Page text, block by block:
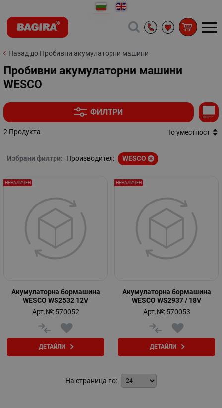
Назад до Пробивни акумулаторни машини
Пробивни акумулаторни машини
WESCO
ФИЛТРИ
2 Продукта По уместност
Избрани филтри: Производител: WESCO
Акумулаторна бормашина
WESCO WS2532 12V
Арт.№: 570052
ДЕТАЙЛИ
НЕНАЛИЧЕН
Акумулаторна бормашина
WESCO WS2937 / 18V
Арт.№: 570053
ДЕТАЙЛИ
НЕНАЛИЧЕН
На страница по: